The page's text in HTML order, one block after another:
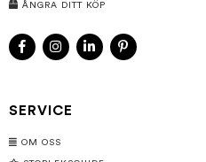
ÅNGRA DITT KÖP
SERVICE
OM OSS